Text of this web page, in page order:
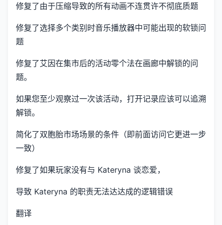
修复了由于压缩导致的所有动画不连贯许不彻底质题
修复了选择多个类别时音乐播放器中可能出现的软锁问
题
修复了艾因在集市后的活动零个法在画廊中解锁的问
题。
如果您至少观察过一次该活动，打开记录应该可以追溯
解锁。
简化了双胞胎市场场景的条件（即前面访问它更进一步
一致）
修复了如果玩家没有与 Kateryna 谈恋爱，
导致 Kateryna 的职责无法达达成的逻辑错误
翻译